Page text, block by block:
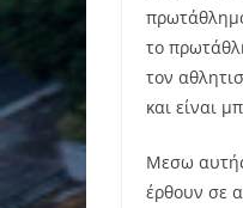
το
τον
και είναι
Μεσω
έρθουν σε